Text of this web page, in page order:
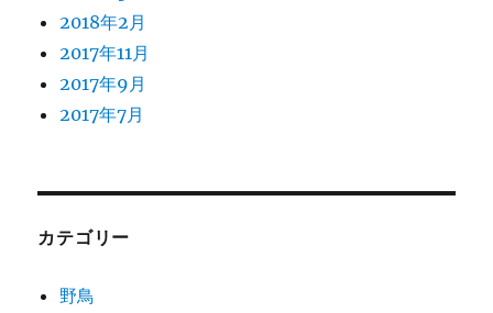
2018年2月
2017年11月
2017年9月
2017年7月
カテゴリー
野鳥